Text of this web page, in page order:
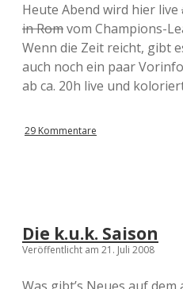
Heute Abend wird hier live
in Romvom Champions-
Wenn die Zeit reicht, gibt
auch noch ein paar
ab ca. 20h live und
29 Kommentare
Die k.u.k. Saison
Veröffentlicht am 21. Juli 2008